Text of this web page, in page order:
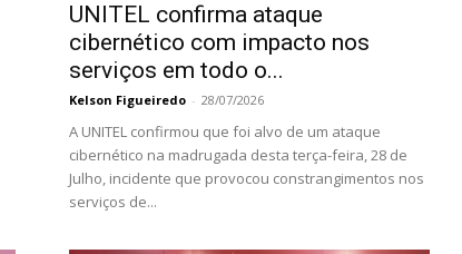
UNITEL confirma ataque
cibernético com impacto nos
serviços em todo o...
Kelson Figueiredo - 28/07/2026
A UNITEL confirmou que foi alvo de um ataque
cibernético na madrugada desta terça-feira, 28 de
Julho, incidente que provocou constrangimentos nos
serviços de...